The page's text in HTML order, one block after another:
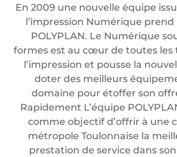
En 2009 une nouvelle équipe
l’impression Numérique prend
POLYPLAN. Le Numérique
formes est au cœur de toutes les
l’impression et pousse la
doter des meilleurs
domaine pour étoffer son
Rapidement L’équipe
comme objectif d’offrir à une
métropole Toulonnaise la
prestation de service dans